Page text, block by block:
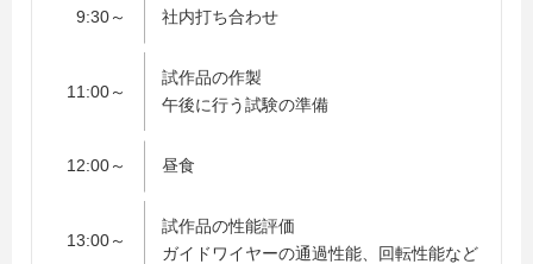
9:30～ 社内打ち合わせ
11:00～
試作品の作製
午後に行う試験の準備
12:00～ 昼食
13:00～
試作品の性能評価
ガイドワイヤーの通過性能、回転性能など